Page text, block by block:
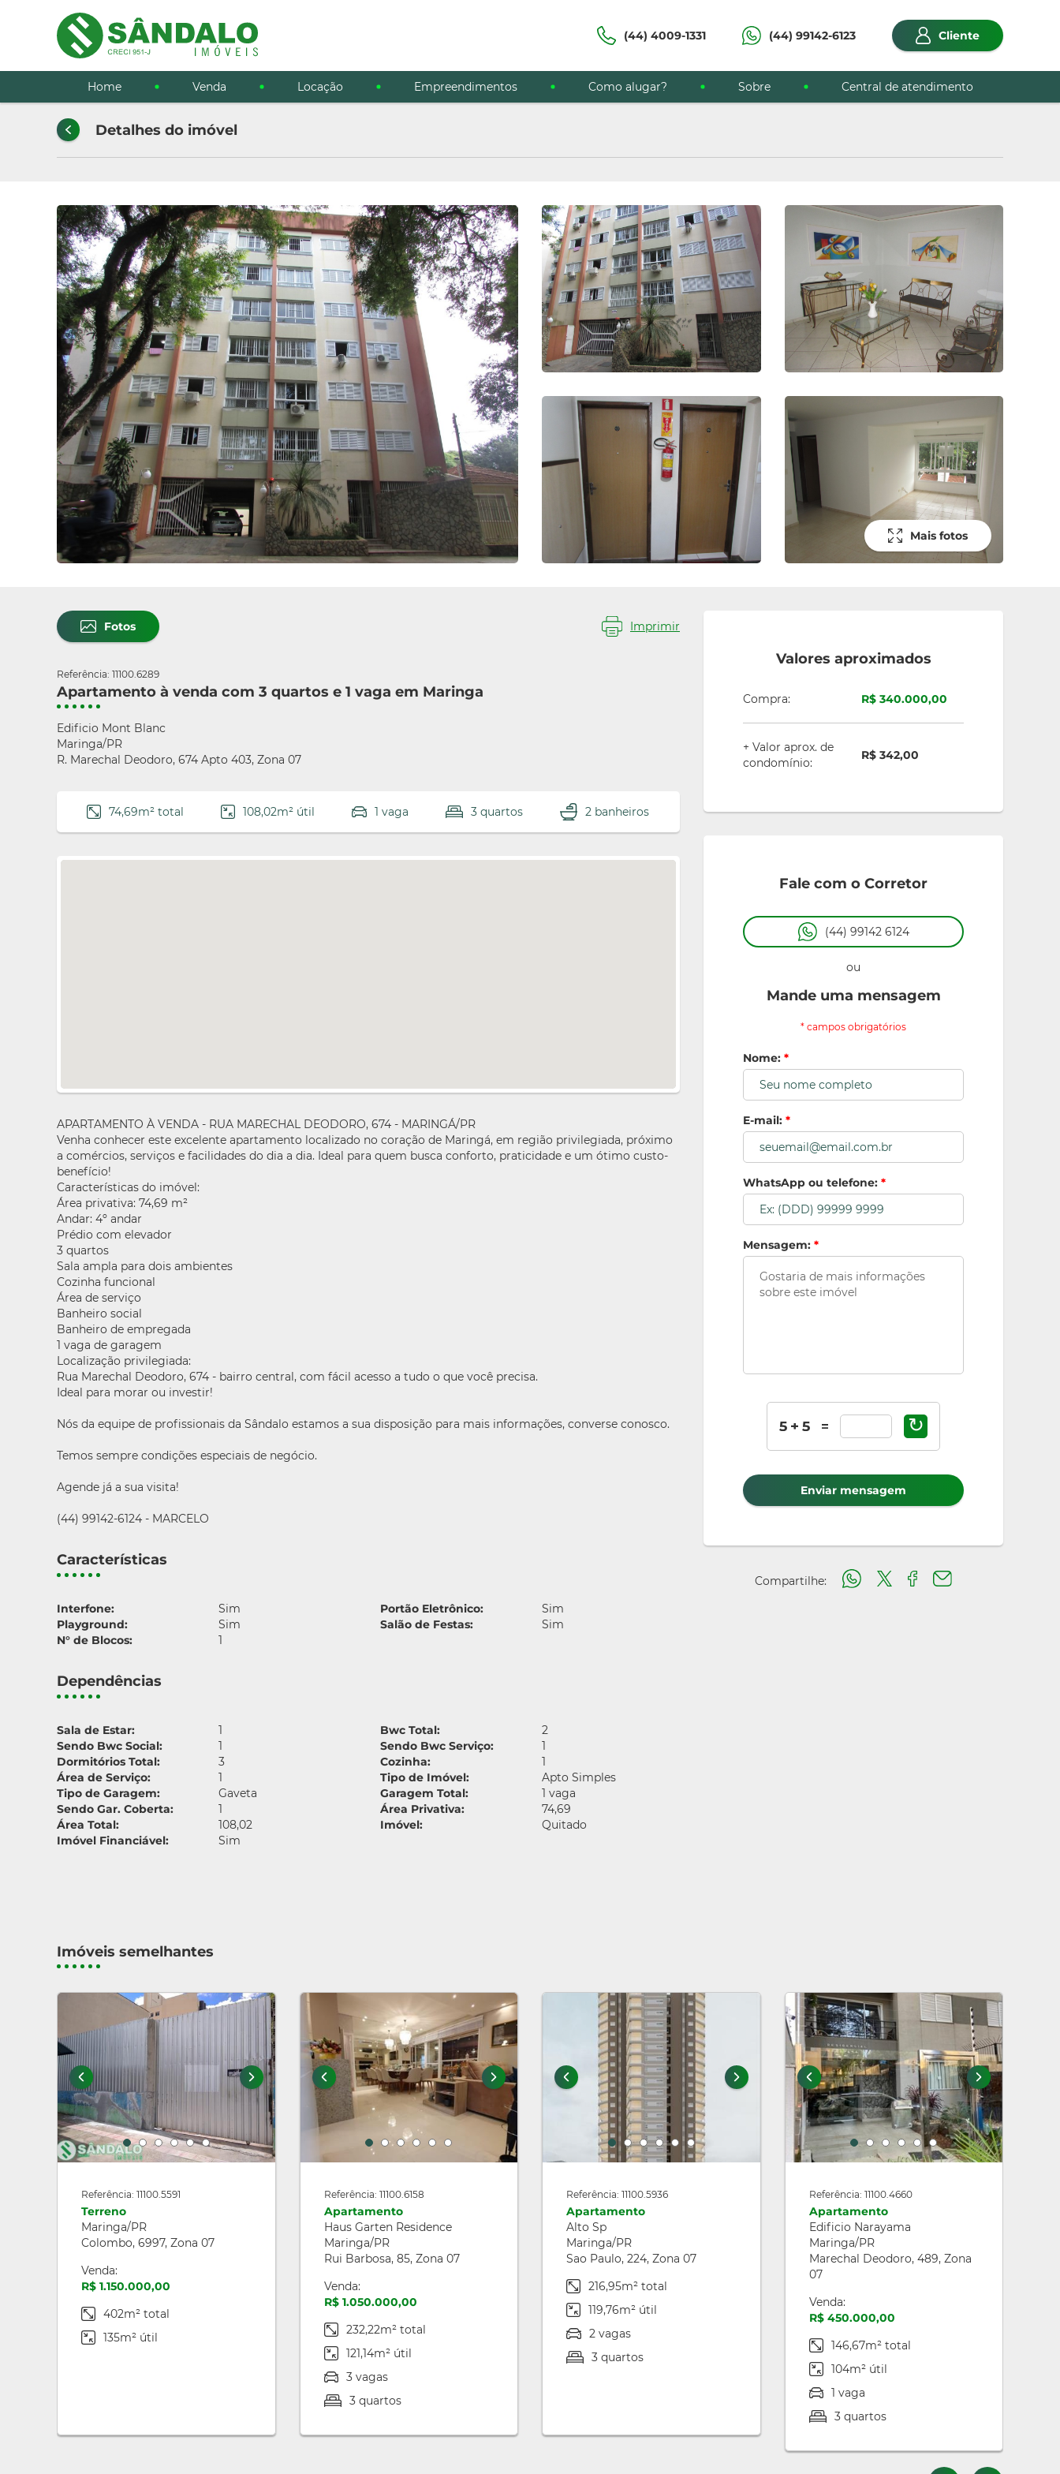
(44) 4009-1331 (44) 99142-6123 Cliente
Home Venda Locação Empreendimentos Como alugar? Sobre Central de atendimento
Detalhes do imóvel
Mais fotos
Fotos Imprimir
Referência: 11100.6289
Apartamento à venda com 3 quartos e 1 vaga em Maringa
Edificio Mont Blanc
Maringa/PR
R. Marechal Deodoro, 674 Apto 403, Zona 07
74,69m² total 108,02m² útil 1 vaga 3 quartos 2 banheiros
Valores aproximados
Compra: R$ 340.000,00
+ Valor aprox. de
condomínio:
R$ 342,00
Fale com o Corretor
(44) 99142 6124
ou
Mande uma mensagem
* campos obrigatórios
Nome:*
E-mail:*
WhatsApp ou telefone:*
Mensagem:*
↻
Enviar mensagem
Compartilhe:
APARTAMENTO À VENDA - RUA MARECHAL DEODORO, 674 - MARINGÁ/PR
Venha conhecer este excelente apartamento localizado no coração de Maringá, em região privilegiada, próximo
a comércios, serviços e facilidades do dia a dia. Ideal para quem busca conforto, praticidade e um ótimo custo-
benefício!
Características do imóvel:
Área privativa: 74,69 m²
Andar: 4º andar
Prédio com elevador
3 quartos
Sala ampla para dois ambientes
Cozinha funcional
Área de serviço
Banheiro social
Banheiro de empregada
1 vaga de garagem
Localização privilegiada:
Rua Marechal Deodoro, 674 - bairro central, com fácil acesso a tudo o que você precisa.
Ideal para morar ou investir!
Nós da equipe de profissionais da Sândalo estamos a sua disposição para mais informações, converse conosco.
Temos sempre condições especiais de negócio.
Agende já a sua visita!
(44) 99142-6124 - MARCELO
Características
Interfone: Sim Portão Eletrônico:
Sim
Playground:
Sim Salão de Festas:
Sim
N° de Blocos:
1
Dependências
Sala de Estar: 1 Bwc Total:
2
Sendo Bwc Social:
1 Sendo Bwc Serviço:
1
Dormitórios Total:
3 Cozinha:
1
Área de Serviço:
1 Tipo de Imóvel:
Apto Simples
Tipo de Garagem:
Gaveta Garagem Total:
1 vaga
Sendo Gar. Coberta:
1 Área Privativa:
74,69
Área Total:
108,02 Imóvel:
Quitado
Imóvel Financiável:
Sim
Imóveis semelhantes
Referência: 11100.5591
Terreno
Maringa/PR
Colombo, 6997, Zona 07
Venda:
R$ 1.150.000,00
402m² total
135m² útil
Referência: 11100.6158
Apartamento
Haus Garten Residence
Maringa/PR
Rui Barbosa, 85, Zona 07
Venda:
R$ 1.050.000,00
232,22m² total
121,14m² útil
3 vagas
3 quartos
Referência: 11100.5936
Apartamento
Alto Sp
Maringa/PR
Sao Paulo, 224, Zona 07
216,95m² total
119,76m² útil
2 vagas
3 quartos
Referência: 11100.4660
Apartamento
Edificio Narayama
Maringa/PR
Marechal Deodoro, 489, Zona
07
Venda:
R$ 450.000,00
146,67m² total
104m² útil
1 vaga
3 quartos